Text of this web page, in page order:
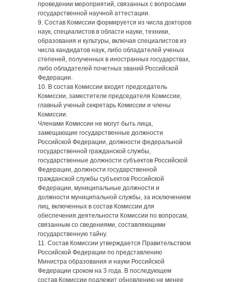
проведении мероприятий, связанных с вопросами
государственной научной аттестации.
9. Состав Комиссии формируется из числа докторов
наук, специалистов в области науки, техники,
образования и культуры, включая специалистов из
числа кандидатов наук, либо обладателей ученых
степеней, полученных в иностранных государствах,
либо обладателей почетных званий Российской
Федерации.
10. В состав Комиссии входят председатель
Комиссии, заместители председателя Комиссии,
главный ученый секретарь Комиссии и члены
Комиссии.
Членами Комиссии не могут быть лица,
замещающие государственные должности
Российской Федерации, должности федеральной
государственной гражданской службы,
государственные должности субъектов Российской
Федерации, должности государственной
гражданской службы субъектов Российской
Федерации, муниципальные должности и
должности муниципальной службы, за исключением
лиц, включенных в состав Комиссии для
обеспечения деятельности Комиссии по вопросам,
связанным со сведениями, составляющими
государственную тайну.
11. Состав Комиссии утверждается Правительством
Российской Федерации по представлению
Министра образования и науки Российской
Федерации сроком на 3 года. В последующем
состав Комиссии подлежит обновлению не менее